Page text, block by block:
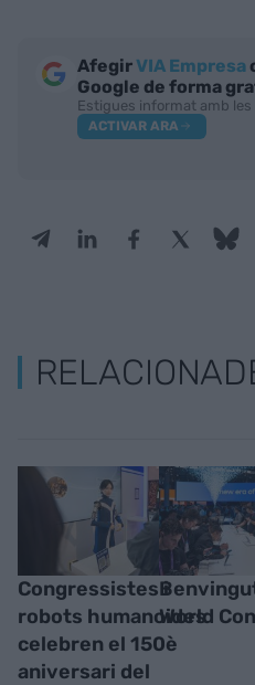
AfegirVIA Empresa
Google de forma
Estigues informat amb
ACTIVAR ARA
Congressistes i
robots humanoides
celebren el 150è
aniversari del
World